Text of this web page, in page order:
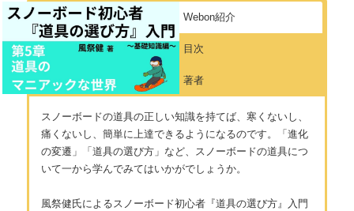
Webon紹介
目次
著者
スノーボードの道具の正しい知識を持てば、寒くないし、
痛くないし、簡単に上達できるようになるのです。「進化
の変遷」「道具の選び方」など、スノーボードの道具につ
いて一から学んでみてはいかがでしょうか。
風祭健氏によるスノーボード初心者『道具の選び方』入門